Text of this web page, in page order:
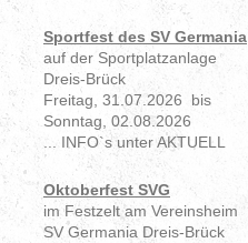
Sportfest des SV Germania
auf der Sportplatzanlage
Dreis-Brück
Freitag, 31.07.2026 bis
Sonntag, 02.08.2026
... INFO`s unter AKTUELL
Oktoberfest SVG
im Festzelt am Vereinsheim
SV Germania Dreis-Brück